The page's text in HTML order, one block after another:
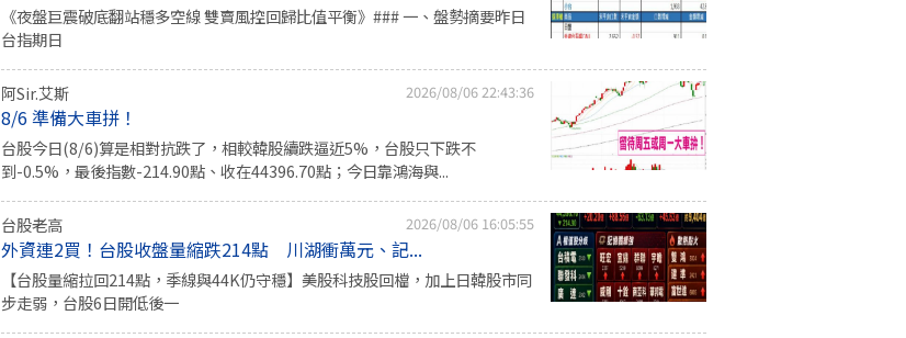
《夜盤巨震破底翻站穩多空線 雙賣風控回歸比值平衡》### 一、盤勢摘要昨日
台指期日
阿Sir.艾斯 2026/08/06 22:43:36
8/6 準備大車拼！
台股今日(8/6)算是相對抗跌了，相較韓股續跌逼近5%，台股只下跌不
到-0.5%，最後指數-214.90點、收在44396.70點；今日靠鴻海與...
台股老高 2026/08/06 16:05:55
外資連2買！台股收盤量縮跌214點 川湖衝萬元、記...
【台股量縮拉回214點，季線與44K仍守穩】美股科技股回檔，加上日韓股市同
步走弱，台股6日開低後一